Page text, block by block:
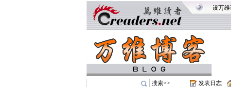
设万
搜索>> 发表日志